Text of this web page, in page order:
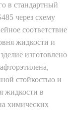
в стандартный
через схему
соответствие
жидкости и
изготовлено
стойкостью и
жидкости в
химических